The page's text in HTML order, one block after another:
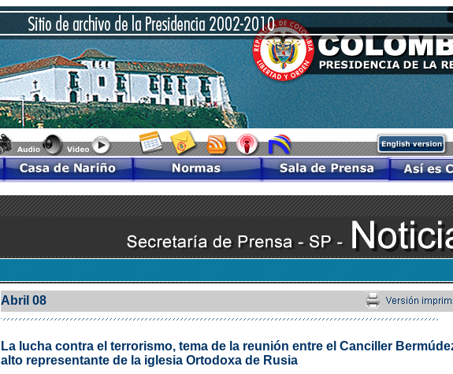
Abril 08
La lucha contra el terrorismo, tema de la reunión entre el Canciller
alto representante de la iglesia Ortodoxa de Rusia